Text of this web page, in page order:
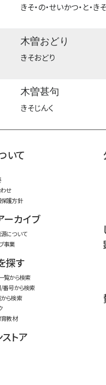
きそ・の・せいかつ・と・き
木曽おどり
きそおどり
木曽甚句
きそじんく
いて
せ
護方針
ーカイブ
について
事業
探す
覧から検索
番号から検索
ら検索
育教材
トア